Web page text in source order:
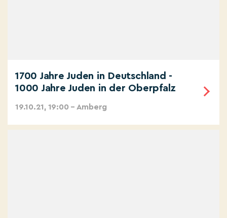
1700 Jahre Juden in Deutschland -
1000 Jahre Juden in der Oberpfalz
19.10.21, 19:00 – Amberg